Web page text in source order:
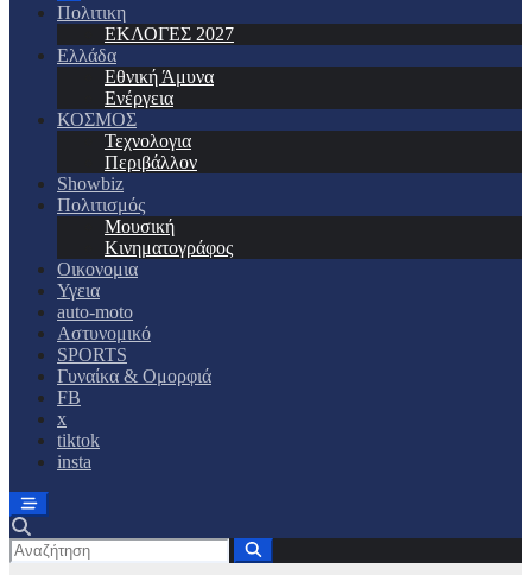
Πολιτικη
ΕΚΛΟΓΕΣ 2027
Ελλάδα
Εθνική Άμυνα
Ενέργεια
ΚΟΣΜΟΣ
Τεχνολογια
Περιβάλλον
Showbiz
Πολιτισμός
Μουσική
Κινηματογράφος
Οικονομια
Υγεια
auto-moto
Αστυνομικό
SPORTS
Γυναίκα & Ομορφιά
FB
x
tiktok
insta